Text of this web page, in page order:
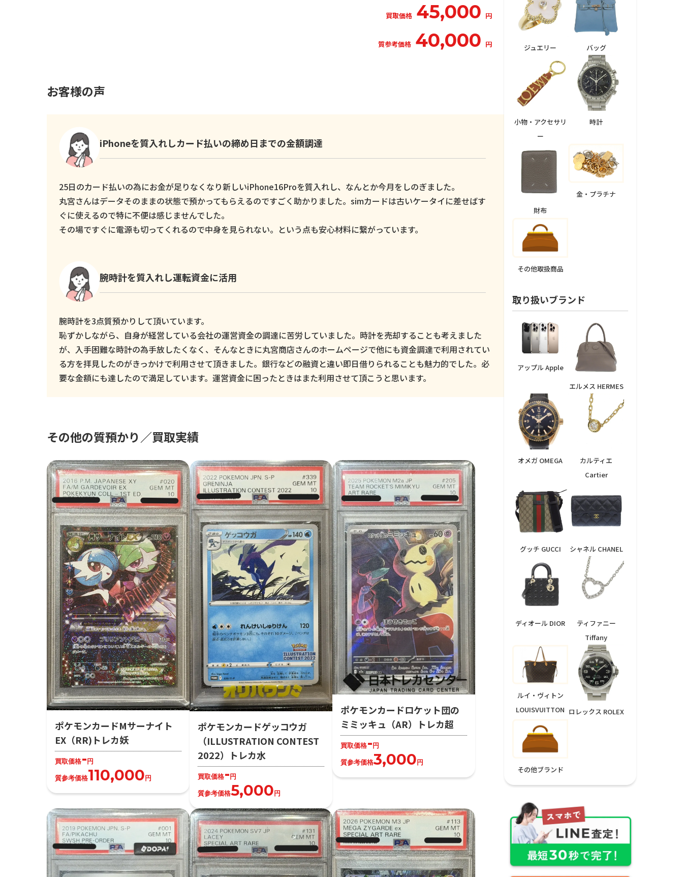
買取価格 45,000 円
質参考価格 40,000 円
お客様の声
iPhoneを質入れしカード払いの締め日までの金額調達
25日のカード払いの為にお金が足りなくなり新しいiPhone16Proを質入れし、なんとか今月をしのぎました。
丸宮さんはデータそのままの状態で預かってもらえるのですごく助かりました。simカードは古いケータイに差せばす
ぐに使えるので特に不便は感じませんでした。
その場ですぐに電源も切ってくれるので中身を見られない。という点も安心材料に繋がっています。
腕時計を質入れし運転資金に活用
腕時計を3点質預かりして頂いています。
恥ずかしながら、自身が経営している会社の運営資金の調達に苦労していました。時計を売却することも考えました
が、入手困難な時計の為手放したくなく、そんなときに丸宮商店さんのホームページで他にも資金調達で利用されてい
る方を拝見したのがきっかけで利用させて頂きました。銀行などの融資と違い即日借りられることも魅力的でした。必
要な金額にも達したので満足しています。運営資金に困ったときはまた利用させて頂こうと思います。
その他の質預かり／買取実績
ポケモンカードMサーナイト
EX（RR)トレカ妖
買取価格-円
質参考価格110,000円
ポケモンカードゲッコウガ
（ILLUSTRATION CONTEST
2022）トレカ水
買取価格-円
質参考価格5,000円
ポケモンカードロケット団の
ミミッキュ（AR）トレカ超
買取価格-円
質参考価格3,000円
ジュエリー バッグ
小物・アクセサリ
ー
時計
財布
金・プラチナ
その他取扱商品
取り扱いブランド
アップル Apple
エルメス HERMES
オメガ OMEGA
カルティエ
Cartier
グッチ GUCCI シャネル CHANEL
ディオール DIOR
ティファニー
Tiffany
ルイ・ヴィトン
LOUISVUITTON ロレックス ROLEX
その他ブランド